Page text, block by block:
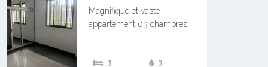
Magnifique et vaste
appartement 03 chambres
douches 01 vaste salon 01
3
3